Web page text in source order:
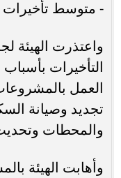
- متوسط تأخيرات
واعتذرت الهيئة
التأخيرات
العمل
تجديد وصيانة
والمحطات
وأهابت الهيئة